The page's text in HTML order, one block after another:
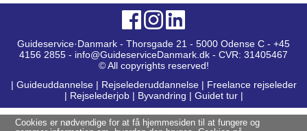
Guideservice·Danmark - Thorsgade 21 - 5000 Odense C - +45
4156 2855 - info@GuideserviceDanmark.dk - CVR: 31405467
© All copyrights reserved!
| Guideuddannelse | Rejselederuddannelse | Freelance rejseleder
| Rejselederjob| Byvandring | Guidet tur|
Cookies er nødvendige for at få hjemmesiden til at fungere og